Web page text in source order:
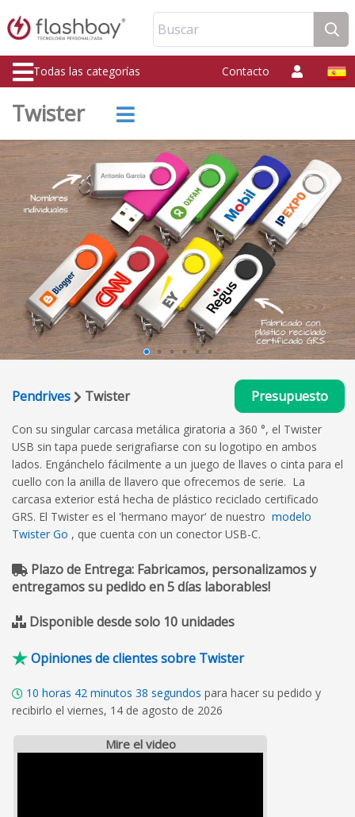
Buscar
Todas las categorías Contacto
Twister
Pendrives Twister Presupuesto
Con su singular carcasa metálica giratoria a 360 °, el Twister
USB sin tapa puede serigrafiarse con su logotipo en ambos
lados. Engánchelo fácilmente a un juego de llaves o cinta para el
cuello con la anilla de llavero que ofrecemos de serie. La
carcasa exterior está hecha de plástico reciclado certificado
GRS. El Twister es el 'hermano mayor' de nuestro modelo
Twister Go , que cuenta con un conector USB-C.
Plazo de Entrega: Fabricamos, personalizamos y
entregamos su pedido en 5 días laborables!
Disponible desde solo 10 unidades
Opiniones de clientes sobre Twister
10 horas 42 minutos 37 segundos para hacer su pedido y
recibirlo el viernes, 14 de agosto de 2026
Mire el video